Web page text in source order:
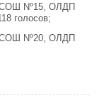
Nº15, ОЛДП
голосов;
Nº20, ОЛДП